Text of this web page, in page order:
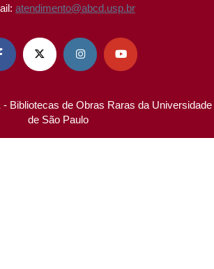
atendimento@abcd.usp.br
  
Bibliotecas de Obras Raras da Universidade
de São Paulo